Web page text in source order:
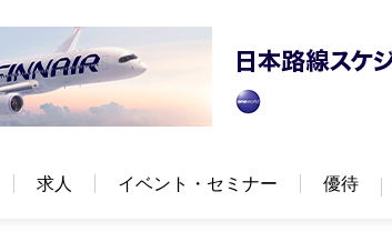
求人 イベント・セミナー 優待